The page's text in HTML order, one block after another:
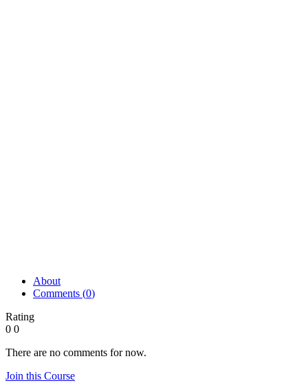
About
Comments (0)
Rating
0 0
There are no comments for now.
Join this Course